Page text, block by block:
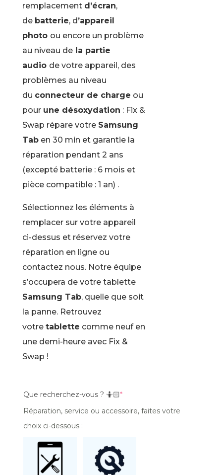
remplacement d’écran,
de batterie, d’appareil
photo ou encore un problème
au niveau dela partie
audio de votre appareil, des
problèmes au niveau
du connecteur de charge ou
pour une désoxydation : Fix &
Swap répare votre Samsung
Taben 30 min et garantie la
réparation pendant 2 ans
(excepté batterie : 6 mois et
pièce compatible : 1 an) .
Sélectionnez les éléments à
remplacer sur votre appareil
ci-dessus et réservez votre
réparation en ligne ou
contactez nous. Notre équipe
s’occupera de votre tablette
Samsung Tab, quelle que soit
la panne. Retrouvez
votre tablette comme neuf en
une demi-heure avec Fix &
Swap !
Que recherchez-vous ? 🤷🏻*
Réparation, service ou accessoire, faites votre
choix ci-dessous :